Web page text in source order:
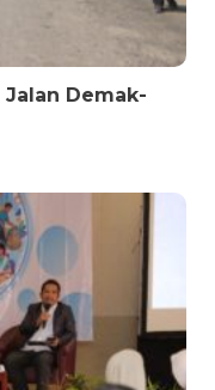
Demak-